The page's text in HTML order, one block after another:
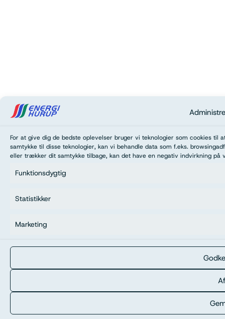
For at give dig de bedste oplevelser bruger vi teknologier som cookies til
samtykke til disse teknologier, kan vi behandle data som f.eks.
eller trækker dit samtykke tilbage, kan det have en negativ indvirkning på
Funktionsdygtig
Statistikker
Marketing